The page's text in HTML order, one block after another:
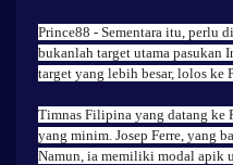
Prince88 - Sementara itu, perlu
bukanlah target utama pasukan
target yang lebih besar, lolos ke
Timnas Filipina yang datang ke
yang minim. Josep Ferre, yang
Namun, ia memiliki modal apik